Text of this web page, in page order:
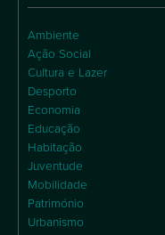
Ambiente
Ação Social
Cultura e Lazer
Desporto
Economia
Educação
Habitação
Juventude
Mobilidade
Património
Urbanismo